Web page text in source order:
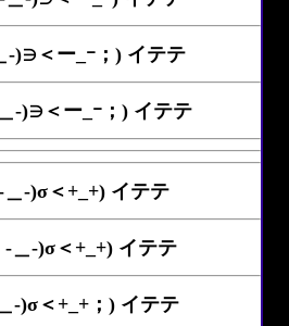
-)∋＜ー_ｰ；) イテテ
-)∋＜ー_ｰ；) イテテ
-)σ＜+_+) イテテ
-)σ＜+_+) イテテ
-)σ＜+_+；) イテテ